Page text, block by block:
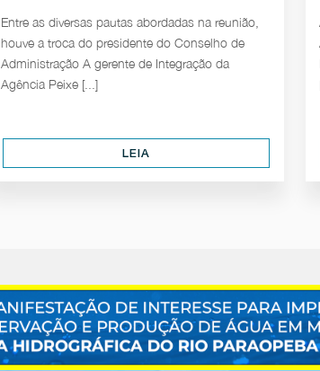
Entre as diversas pautas abordadas na reunião,
houve a troca do presidente do Conselho de
Administração A gerente de Integração da
Agência Peixe [...]
LEIA